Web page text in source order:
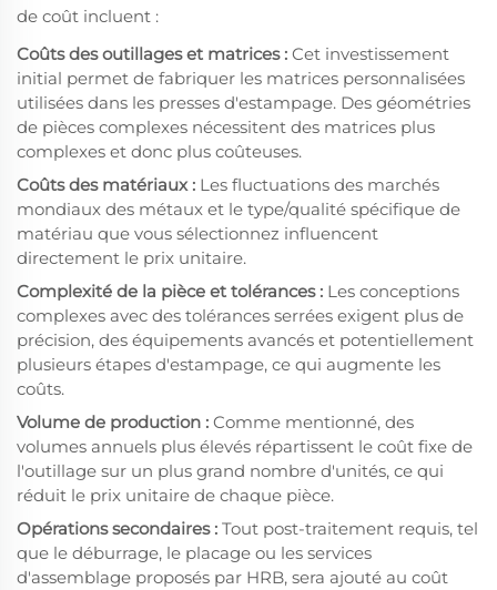
de coût incluent :
Coûts des outillages et matrices : Cet investissement
initial permet de fabriquer les matrices personnalisées
utilisées dans les presses d'estampage. Des géométries
de pièces complexes nécessitent des matrices plus
complexes et donc plus coûteuses.
Coûts des matériaux : Les fluctuations des marchés
mondiaux des métaux et le type/qualité spécifique de
matériau que vous sélectionnez influencent
directement le prix unitaire.
Complexité de la pièce et tolérances : Les conceptions
complexes avec des tolérances serrées exigent plus de
précision, des équipements avancés et potentiellement
plusieurs étapes d'estampage, ce qui augmente les
coûts.
Volume de production : Comme mentionné, des
volumes annuels plus élevés répartissent le coût fixe de
l'outillage sur un plus grand nombre d'unités, ce qui
réduit le prix unitaire de chaque pièce.
Opérations secondaires : Tout post-traitement requis, tel
que le déburrage, le placage ou les services
d'assemblage proposés par HRB, sera ajouté au coût